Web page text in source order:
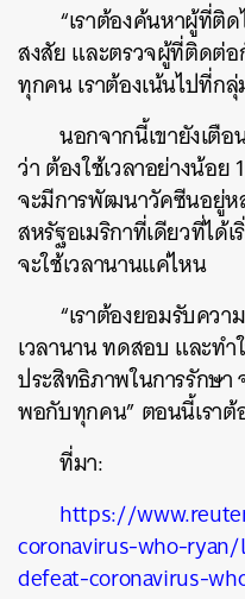
“เราต้องค้นหาผู้ที่ติด
สงสัยและตรวจผู้ที่ติดต่
ทุกคนเราต้องเน้นไปที่ก
นอกจากนี้เขายังเตื
ว่าต้องใช้เวลาอย่างน้อย
จะมีการพัฒนาวัคซีนอยู่ห
สหรัฐอเมริกาที่เดียวที่ได้
จะใช้เวลานานแค่ไหน
“เราต้องยอมรับควา
เวลานานทดสอบ และท
ประสิทธิภาพในการรักษา
พอกับทุกคน” ตอนนี้เรา
ที่มา:
https://
coronavirus-who-
defeat-coronavirus-